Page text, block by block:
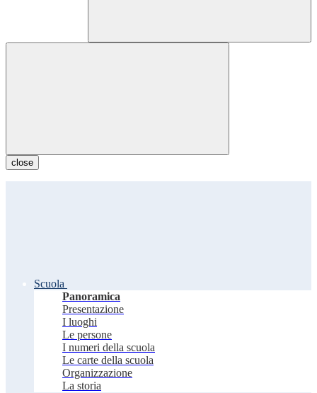
close
Scuola
Panoramica
Presentazione
I luoghi
Le persone
I numeri della scuola
Le carte della scuola
Organizzazione
La storia